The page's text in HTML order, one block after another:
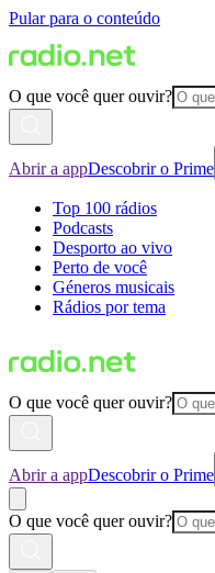
Pular para o conteúdo
O que você quer ouvir?
Abrir a appDescobrir o Prime
Top 100 rádios
Podcasts
Desporto ao vivo
Perto de você
Géneros musicais
Rádios por tema
O que você quer ouvir?
Abrir a appDescobrir o Prime
O que você quer ouvir?